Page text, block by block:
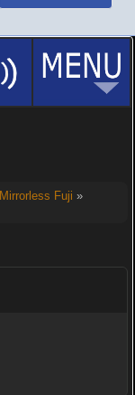
Mirrorless Fuji »